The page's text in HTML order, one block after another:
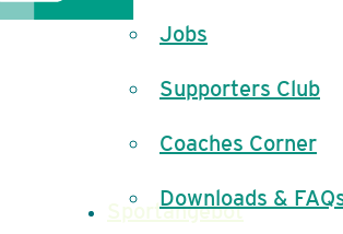
Jobs
Supporters Club
Coaches Corner
Downloads &
Sportangebot